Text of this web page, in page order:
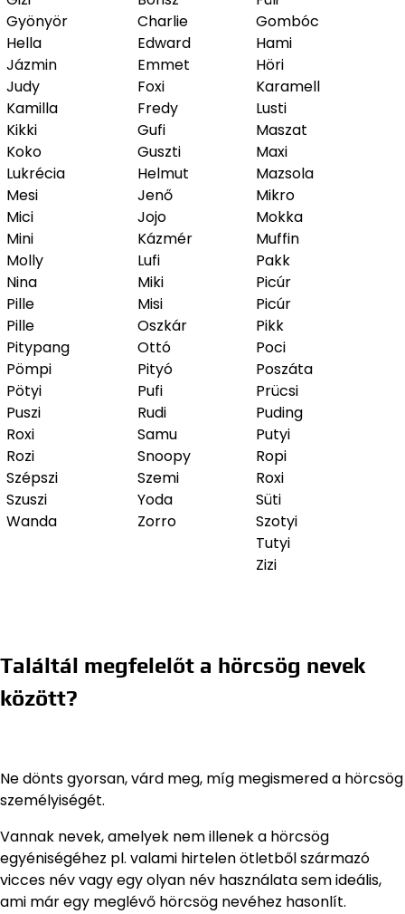
Gyönyör
Hella
Jázmin
Judy
Kamilla
Kikki
Koko
Lukrécia
Mesi
Mici
Mini
Molly
Nina
Pille
Pille
Pitypang
Pömpi
Pötyi
Puszi
Roxi
Rozi
Szépszi
Szuszi
Wanda
Charlie
Edward
Emmet
Foxi
Fredy
Gufi
Guszti
Helmut
Jenő
Jojo
Kázmér
Lufi
Miki
Misi
Oszkár
Ottó
Pityó
Pufi
Rudi
Samu
Snoopy
Szemi
Yoda
Zorro
Gombóc
Hami
Höri
Karamell
Lusti
Maszat
Maxi
Mazsola
Mikro
Mokka
Muffin
Pakk
Picúr
Picúr
Pikk
Poci
Poszáta
Prücsi
Puding
Putyi
Ropi
Roxi
Süti
Szotyi
Tutyi
Zizi
Találtál megfelelőt a hörcsög nevek
között?
Ne dönts gyorsan, várd meg, míg megismered a hörcsög
személyiségét.
Vannak nevek, amelyek nem illenek a hörcsög
egyéniségéhez pl. valami hirtelen ötletből származó
vicces név vagy egy olyan név használata sem ideális,
ami már egy meglévő hörcsög nevéhez hasonlít.